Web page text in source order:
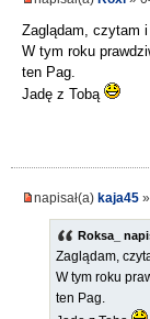
Zaglądam, czytam
W tym roku
ten Pag.
Jadę z Tobą
napisał(a) kaja45
Roksa_
Zaglądam,
W tym roku
ten Pag.